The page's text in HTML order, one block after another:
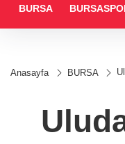
BURSA
Anasayfa BURSA